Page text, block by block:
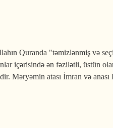
Quranda "təmizlənmiş və
içərisində ən fəzilətli, üstün
Məryəmin atası İmran və